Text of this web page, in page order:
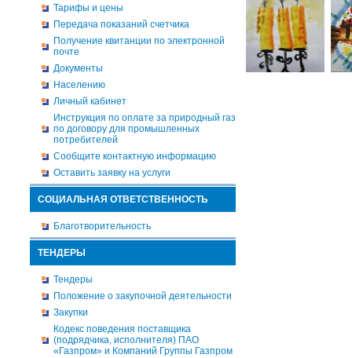
Тарифы и цены
Передача показаний счетчика
Получение квитанции по электронной
почте
Документы
Населению
Личный кабинет
Инструкция по оплате за природный газ
по договору для промышленных
потребителей
Сообщите контактную информацию
Оставить заявку на услуги
СОЦИАЛЬНАЯ ОТВЕТСТВЕННОСТЬ
Благотворительность
ТЕНДЕРЫ
Тендеры
Положение о закупочной деятельности
Закупки
Кодекс поведения поставщика
(подрядчика, исполнителя) ПАО
«Газпром» и Компаний Группы Газпром